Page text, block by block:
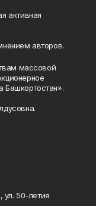
активная
авторов.
массовой
Башкортостан».
ул. 50-летия